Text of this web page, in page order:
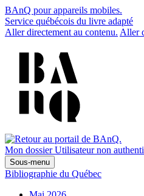
BAnQ pour appareils mobiles.
Service québécois du livre adapté
Aller directement au contenu. Aller
Mon dossier Utilisateur non
Sous-menu
Bibliographie du Québec